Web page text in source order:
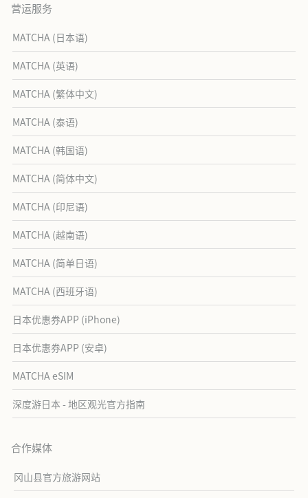
营运服务
MATCHA (日本语)
MATCHA (英语)
MATCHA (繁体中文)
MATCHA (泰语)
MATCHA (韩国语)
MATCHA (简体中文)
MATCHA (印尼语)
MATCHA (越南语)
MATCHA (简单日语)
MATCHA (西班牙语)
日本优惠券APP (iPhone)
日本优惠券APP (安卓)
MATCHA eSIM
深度游日本 - 地区观光官方指南
合作媒体
冈山县官方旅游网站